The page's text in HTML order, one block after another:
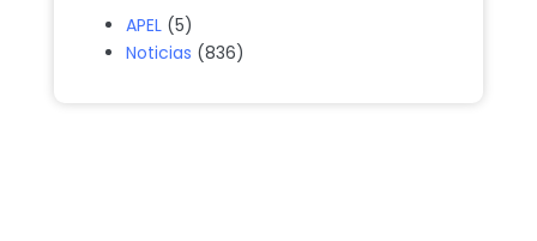
APEL (5)
Noticias (836)